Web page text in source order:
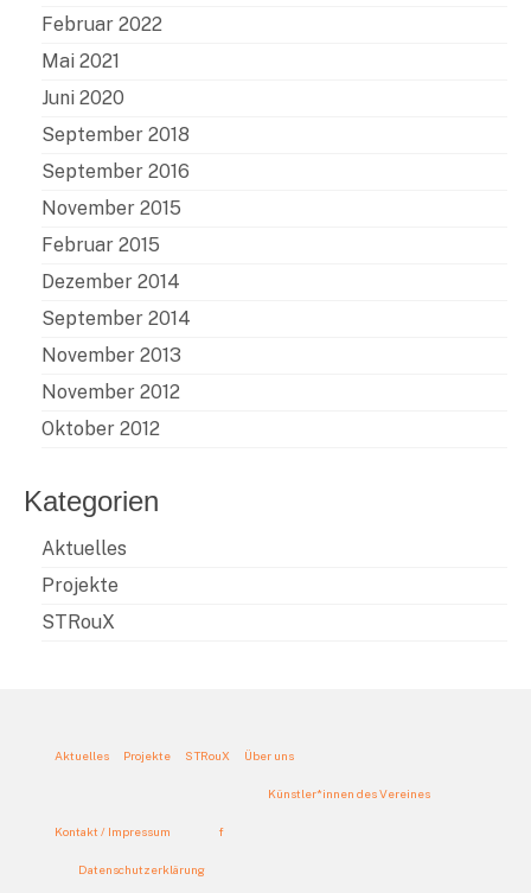
Februar 2022
Mai 2021
Juni 2020
September 2018
September 2016
November 2015
Februar 2015
Dezember 2014
September 2014
November 2013
November 2012
Oktober 2012
Kategorien
Aktuelles
Projekte
STRouX
Aktuelles Projekte STRouX Über uns
Künstler*innen des Vereines
Kontakt / Impressum
Datenschutzerklärung
f